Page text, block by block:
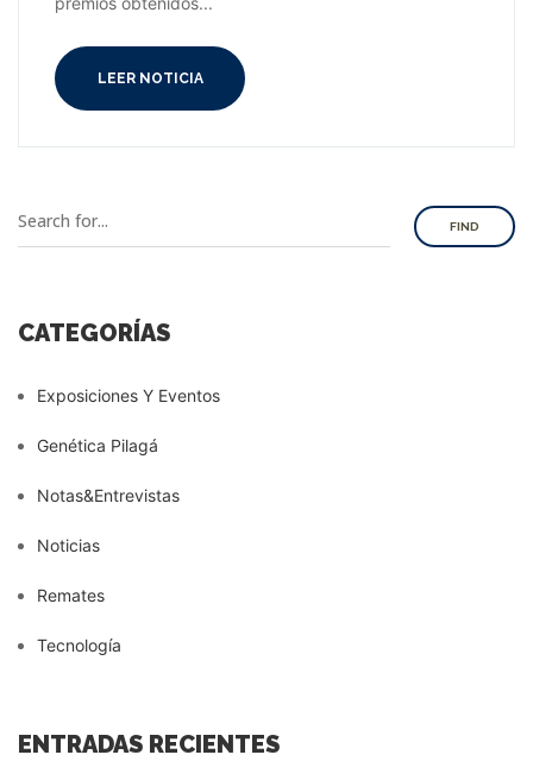
LEER NOTICIA
FIND
CATEGORÍAS
Exposiciones Y Eventos
Genética Pilagá
Notas&Entrevistas
Noticias
Remates
Tecnología
ENTRADAS RECIENTES